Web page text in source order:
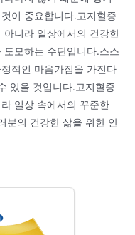
이 중요합니다.고지혈증
아니라 일상에서의 건강한
모하는 수단입니다.스스
적인 마음가짐을 가진다
있을 것입니다.고지혈증
일상 속에서의 꾸준한
분의 건강한 삶을 위한 안